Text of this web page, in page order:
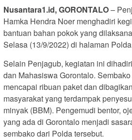
Nusantara1.id, GORONTALO–
Hamka Hendra Noer menghadiri
bantuan bahan pokok yang
Selasa (13/9/2022) di halaman
Selain Penjagub, kegiatan ini
dan Mahasiswa Gorontalo.
mencapai ribuan paket dan
masyarakat yang terdampak
minyak (BBM). Pengemudi bentor,
yang ada di Gorontalo menjadi
sembako dari Polda tersebut.